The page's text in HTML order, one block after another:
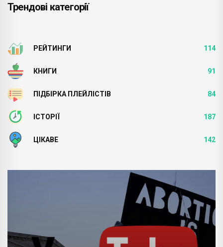
Трендові категорії
РЕЙТИНГИ 114
КНИГИ 91
ПІДБІРКА ПЛЕЙЛІСТІВ 84
ІСТОРІЇ 187
ЦІКАВЕ 142